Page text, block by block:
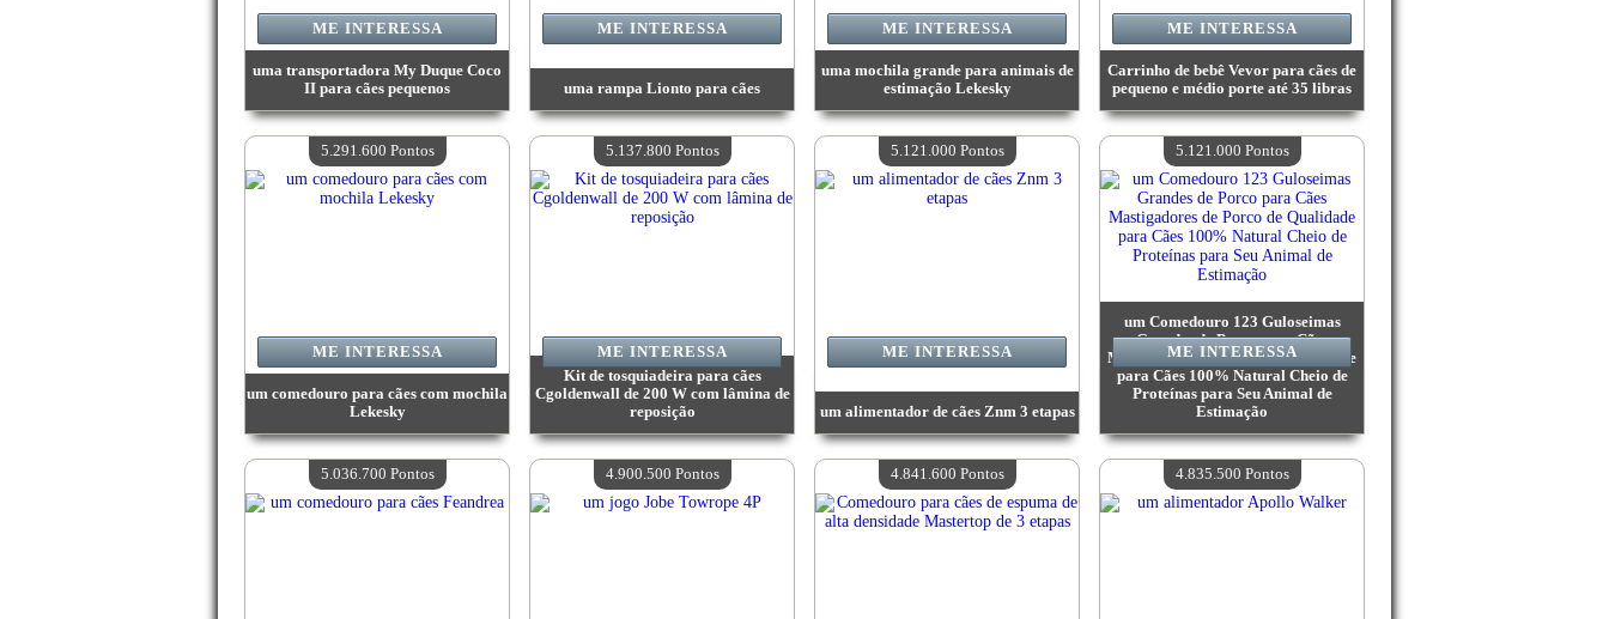
uma transportadora My Duque Coco
II para cães pequenos
Valor:7 398 900 Pontos
Quantidade disponível:4
ME INTERESSA
uma rampa Lionto para cães
Valor:6 220 600 Pontos
Quantidade disponível:4
ME INTERESSA
uma mochila grande para animais de
estimação Lekesky
Valor:5 910 800 Pontos
Quantidade disponível:4
ME INTERESSA
Carrinho de bebê Vevor para cães de
pequeno e médio porte até 35 libras
Valor:5 632 500 Pontos
Quantidade disponível:4
ME INTERESSA
um comedouro para cães com mochila
Lekesky
Valor:5 291 600 Pontos
Quantidade disponível:4
ME INTERESSA
5.291.600 Pontos
Kit de tosquiadeira para cães
Cgoldenwall de 200 W com lâmina de
reposição
Valor:5 137 800 Pontos
Quantidade disponível:4
ME INTERESSA
5.137.800 Pontos
um alimentador de cães Znm 3 etapas
Valor:5 121 000 Pontos
Quantidade disponível:4
ME INTERESSA
5.121.000 Pontos
um Comedouro 123 Guloseimas
Grandes de Porco para Cães
Mastigadores de Porco de Qualidade
para Cães 100% Natural Cheio de
Proteínas para Seu Animal de
Estimação
Valor:5 121 000 Pontos
Quantidade disponível:4
ME INTERESSA
5.121.000 Pontos
5.036.700 Pontos 4.900.500 Pontos 4.841.600 Pontos 4.835.500 Pontos